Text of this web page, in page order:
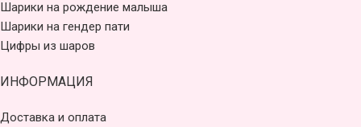
Шарики на рождение малыша
Шарики на гендер пати
Цифры из шаров
ИНФОРМАЦИЯ
Доставка и оплата